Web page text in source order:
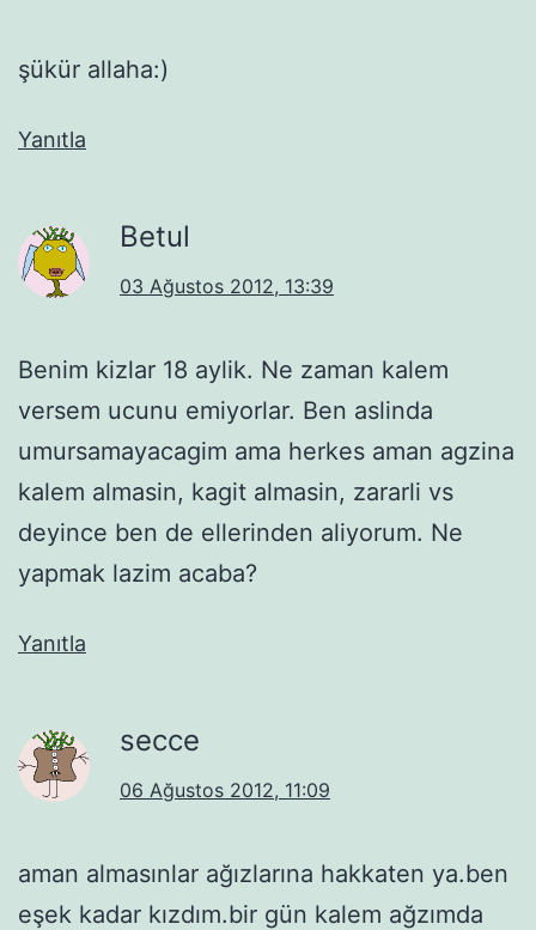
şükür allaha:)
Yanıtla
Betul
03 Ağustos 2012, 13:39
Benim kizlar 18 aylik. Ne zaman kalem
versem ucunu emiyorlar. Ben aslinda
umursamayacagim ama herkes aman agzina
kalem almasin, kagit almasin, zararli vs
deyince ben de ellerinden aliyorum. Ne
yapmak lazim acaba?
Yanıtla
secce
06 Ağustos 2012, 11:09
aman almasınlar ağızlarına hakkaten ya.ben
eşek kadar kızdım.bir gün kalem ağzımda